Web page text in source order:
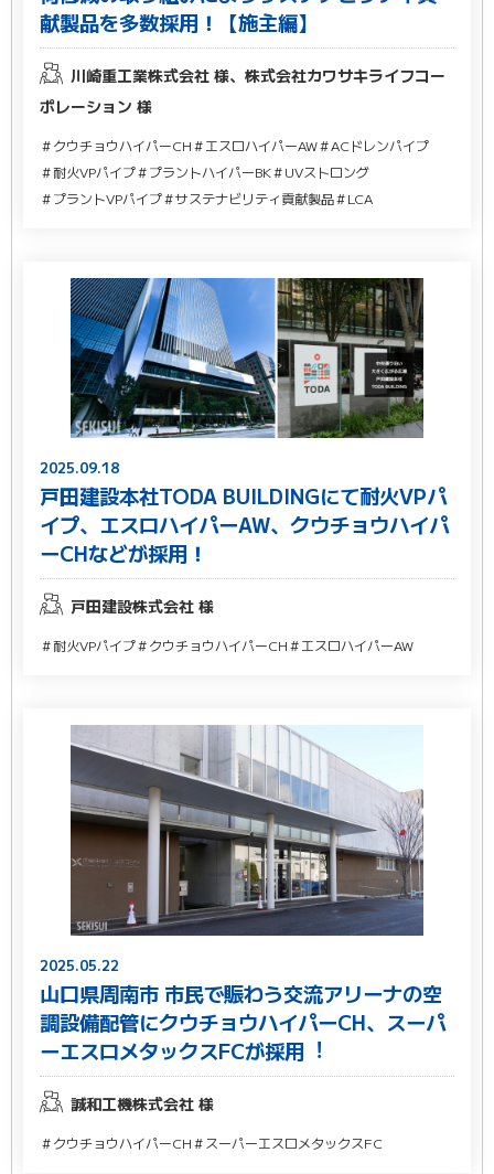
献製品を多数採用！【施主編】
川崎重工業株式会社 様、株式会社カワサキライフコー
ポレーション 様
＃クウチョウハイパーCH＃エスロハイパーAW＃ACドレンパイプ
＃耐火VPパイプ＃プラントハイパーBK＃UVストロング
＃プラントVPパイプ＃サステナビリティ貢献製品＃LCA
2025.09.18
戸田建設本社TODA BUILDINGにて耐火VPパ
イプ、エスロハイパーAW、クウチョウハイパ
ーCHなどが採用！
戸田建設株式会社 様
＃耐火VPパイプ＃クウチョウハイパーCH＃エスロハイパーAW
2025.05.22
⼭⼝県周南市 市民で賑わう交流アリーナの空
調設備配管にクウチョウハイパーCH、スーパ
ーエスロメタックスFCが採⽤︕
誠和⼯機株式会社 様
＃クウチョウハイパーCH＃スーパーエスロメタックスFC